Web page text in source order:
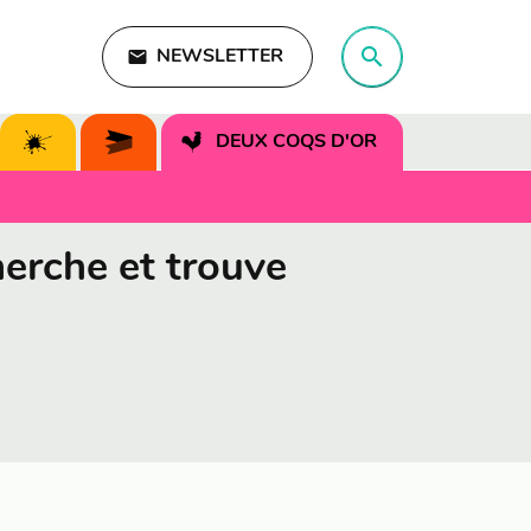
email NEWSLETTER search
DEUX COQS D'OR
search
et trouve